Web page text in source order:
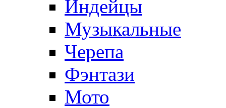
Индейцы
Музыкальные
Черепа
Фэнтази
Мото